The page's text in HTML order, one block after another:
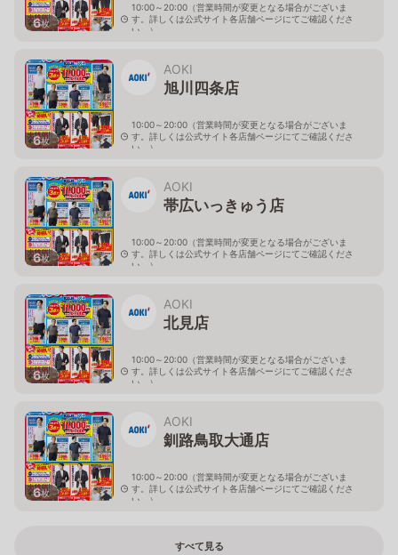
6枚
10:00～20:00（営業時間が変更となる場合がございま
す。詳しくは公式サイト各店舗ページにてご確認くださ
い。）
6枚
AOKI
旭川四条店
10:00～20:00（営業時間が変更となる場合がございま
す。詳しくは公式サイト各店舗ページにてご確認くださ
い。）
6枚
AOKI
帯広いっきゅう店
10:00～20:00（営業時間が変更となる場合がございま
す。詳しくは公式サイト各店舗ページにてご確認くださ
い。）
6枚
AOKI
北見店
10:00～20:00（営業時間が変更となる場合がございま
す。詳しくは公式サイト各店舗ページにてご確認くださ
い。）
6枚
AOKI
釧路鳥取大通店
10:00～20:00（営業時間が変更となる場合がございま
す。詳しくは公式サイト各店舗ページにてご確認くださ
い。）
すべて見る